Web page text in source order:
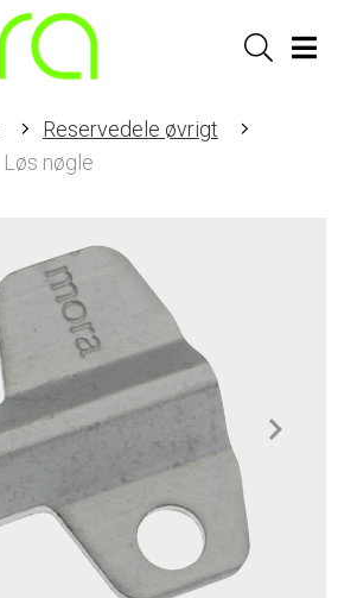
Sök
Reservedele øvrigt
Løs nøgle